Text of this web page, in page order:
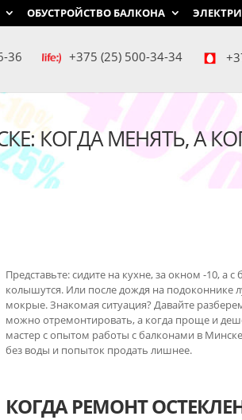
ОБУСТРОЙСТВО БАЛКОНА
36 +375 (25) 500-34-34
КОГДА МЕНЯТЬ, А
Представьте: сидите на кухне, за окном -10, а
колышутся. Или после дождя на подоконнике
мокрые. Знакомая ситуация? Давайте
можно отремонтировать, а когда проще и
мастер с опытом работы с балконами в
без воды и попыток продать лишнее.
КОГДА РЕМОНТ